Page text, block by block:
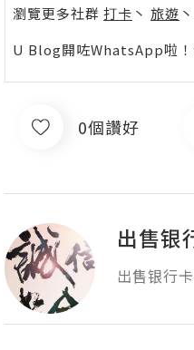
瀏覽更多社群 打卡 丶 旅遊 丶
U Blog開咗WhatsApp啦！
0個讚好
出售银
出售银行